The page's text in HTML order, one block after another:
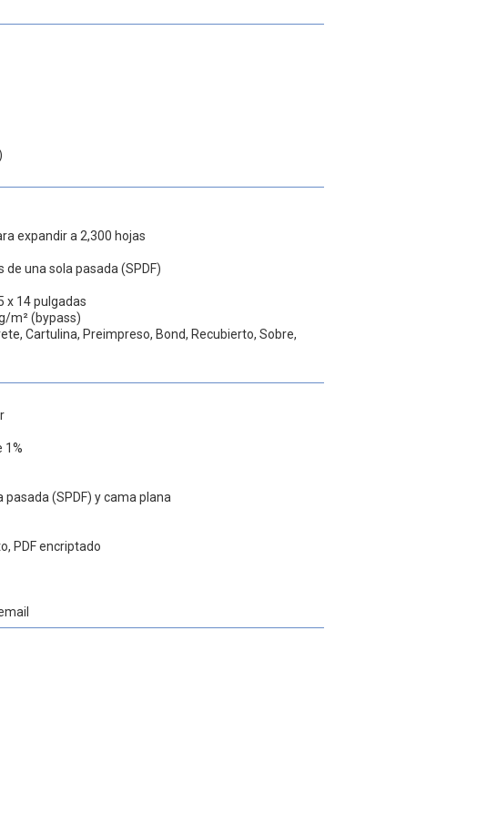
expandir a 2,300 hojas
una sola pasada (SPDF)
x 14 pulgadas
m² (bypass)
Cartulina, Preimpreso, Bond, Recubierto, Sobre,
1%
(SPDF) y cama plana
PDF encriptado